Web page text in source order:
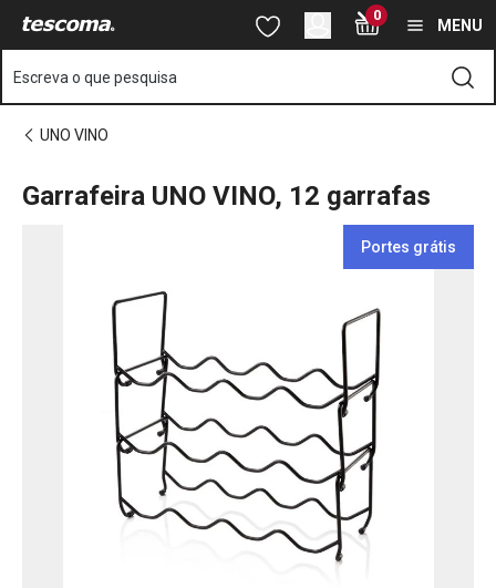
Está na página Garrafeira UNO VINO, 12 garrafas
Saltar para o conteúdo principal
Saltar para a pesquisa
Saltar para a navegação 0
MENU
Escreva o que pesquisa
UNO VINO
Garrafeira UNO VINO, 12 garrafas
Portes grátis